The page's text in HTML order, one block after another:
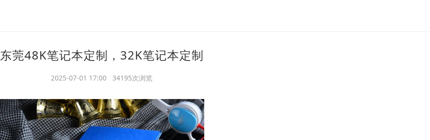
东莞48K笔记本定制，32K笔记本定制
2025-07-01 17:00 34195次浏览